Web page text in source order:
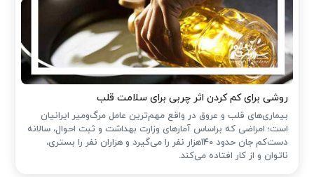
روشی برای کم کردن اثر چربی برای سلامت قلب
بیماری‌های قلب و عروق در واقع مهم‌ترین عامل مرگ‌ومیر ایرانیان
است؛ امراضی که براساس آمارهای وزارت بهداشت و ثبت احوال، سالانه
دست‌کم جان حدود 140هزار نفر را می‌گیرد و هزاران نفر را بستری،
ناتوان و از کار افتاده می‌کند.